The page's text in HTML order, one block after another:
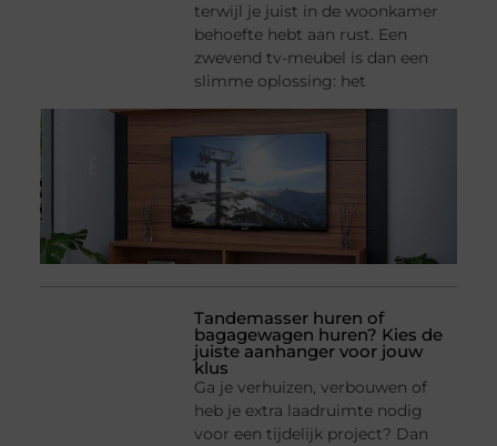
terwijl je juist in de woonkamer
behoefte hebt aan rust. Een
zwevend tv-meubel is dan een
slimme oplossing: het
Tandemasser huren of
bagagewagen huren? Kies de
juiste aanhanger voor jouw
klus
Ga je verhuizen, verbouwen of
heb je extra laadruimte nodig
voor een tijdelijk project? Dan